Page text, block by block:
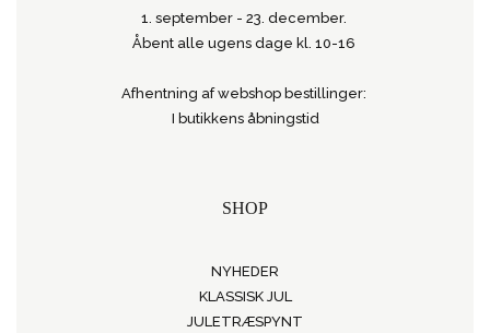
1. september - 23. december.
Åbent alle ugens dage kl. 10-16
Afhentning af webshop bestillinger:
I butikkens åbningstid
SHOP
NYHEDER
KLASSISK JUL
JULETRÆSPYNT